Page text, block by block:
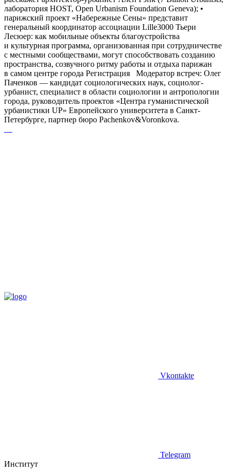
лаборатория HOST, Open Urbanism Foundation Geneva); •
парижский проект «Набережные Сены» представит
генеральный координатор ассоциации Lille3000 Тьери
Лесюер: как мобильные объекты благоустройства
и культурная программа, организованная при сотрудничестве
с местными сообществами, могут способствовать созданию
пространства, созвучного ритму работы и отдыха парижан
в самом центре города Регистрация Модератор встреч: Олег
Паченков — кандидат социологических наук, социолог-
урбанист, специалист в области социологии и антропологии
города, руководитель проектов «Центра гуманистической
урбанистики UP» Европейского университета в Санкт-
Петербурге, партнер бюро Pachenkov&Voronkova.
Vkontakte
Telegram
Институт